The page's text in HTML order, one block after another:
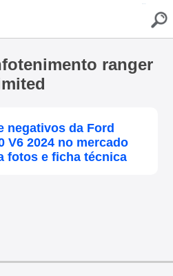
ranger
negativos da Ford
V6 2024 no mercado
fotos e ficha técnica